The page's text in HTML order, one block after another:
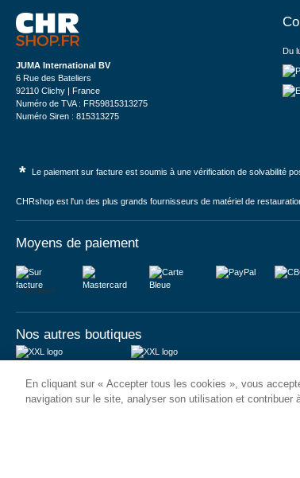
JUMA International BV
6 Rue des Bateliers
92110 Clichy | France
Numéro de TVA : FR59815313275
Numéro Siren : 815313275
Du
* Le paiement sur facture est soumis à une vérification de solvabilité
CHRshop est l'un des plus grands fournisseurs de matériel de
Moyens de paiement
Sur facture
Nos autres boutiques
Königsborner Straße 26a
39175 Biederitz | Deutschland
Vrijheidweg 34
1521RR Wormerveer | Nederland
En cliquant sur « Accepter tous les cookies », vous
navigation sur le site, analyser son utilisation et contribuer